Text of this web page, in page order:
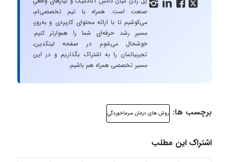
   
صنعت است. همراه با تیم تخصصی‌ام،
می‌کوشیم تا با ارائه محتوای کاربردی و به‌روز،
مسیرِ رشد حرفه‌ای شما را هموارتر کنیم.
خوشحال می‌شوم در صفحه لینکدین،
تجربیاتمان را به اشتراک بگذاریم و در این
مسیر تخصصی همراه هم باشیم.
برچسب ها: روش هاى درمان سرماخوردگي
اشتراک این مطلب